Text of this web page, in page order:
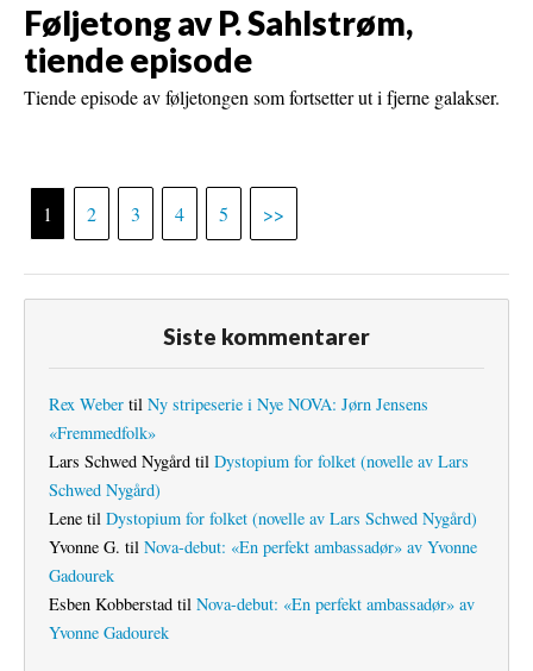
Føljetong av P. Sahlstrøm,
tiende episode
Tiende episode av føljetongen som fortsetter ut i fjerne galakser.
1 2 3 4 5 >>
Siste kommentarer
Rex Weber til Ny stripeserie i Nye NOVA: Jørn Jensens
«Fremmedfolk»
Lars Schwed Nygård til Dystopium for folket (novelle av Lars
Schwed Nygård)
Lene til Dystopium for folket (novelle av Lars Schwed Nygård)
Yvonne G. til Nova-debut: «En perfekt ambassadør» av Yvonne
Gadourek
Esben Kobberstad til Nova-debut: «En perfekt ambassadør» av
Yvonne Gadourek